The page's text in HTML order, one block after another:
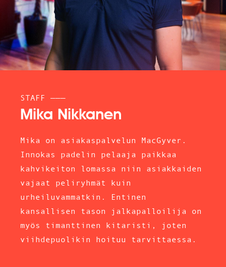
STAFF ———
Mika Nikkanen
Mika on asiakaspalvelun MacGyver.
Innokas padelin pelaaja paikkaa
kahvikeiton lomassa niin asiakkaiden
vajaat peliryhmät kuin
urheiluvammatkin. Entinen
kansallisen tason jalkapalloilija on
myös timanttinen kitaristi, joten
viihdepuolikin hoituu tarvittaessa.